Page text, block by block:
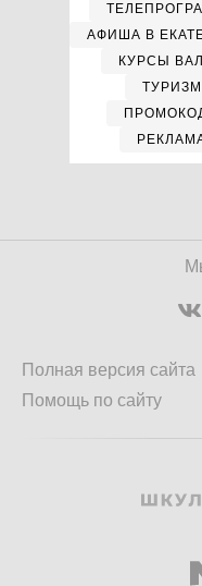
АФИША В
КУРСЫ
Полная версия сайта
Помощь по сайту